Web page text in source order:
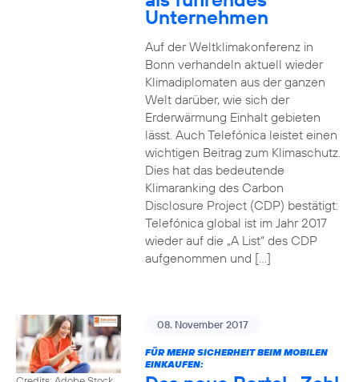
Unternehmen
Auf der Weltklimakonferenz in
Bonn verhandeln aktuell wieder
Klimadiplomaten aus der ganzen
Welt darüber, wie sich der
Erderwärmung Einhalt gebieten
lässt. Auch Telefónica leistet einen
wichtigen Beitrag zum Klimaschutz.
Dies hat das bedeutende
Klimaranking des Carbon
Disclosure Project (CDP) bestätigt:
Telefónica global ist im Jahr 2017
wieder auf die „A List“ des CDP
aufgenommen und […]
08. November 2017
FÜR MEHR SICHERHEIT BEIM MOBILEN
EINKAUFEN: